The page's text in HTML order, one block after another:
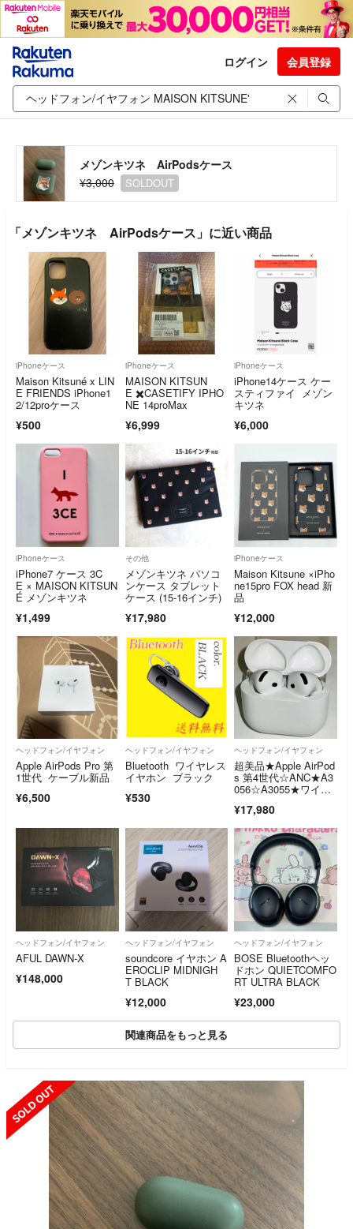
ログイン 会員登録
メゾンキツネ AirPodsケース
¥3,000
SOLDOUT
「メゾンキツネ AirPodsケース」に近い商品
iPhoneケース
Maison Kitsuné x LIN
E FRIENDS iPhone1
2/12proケース
¥500
iPhoneケース
MAISON KITSUN
E ✖️CASETIFY IPHO
NE 14proMax
¥6,999
iPhoneケース
iPhone14ケース ケー
スティファイ メゾン
キツネ
¥6,000
iPhoneケース
iPhone7 ケース 3C
E × MAISON KITSUN
É メゾンキツネ
¥1,499
その他
メゾンキツネ パソコ
ンケース タブレット
ケース (15-16インチ)
¥17,980
iPhoneケース
Maison Kitsune ×iPho
ne15pro FOX head 新
品
¥12,000
ヘッドフォン/イヤフォン
Apple AirPods Pro 第
1世代 ケーブル新品
¥6,500
ヘッドフォン/イヤフォン
Bluetooth ワイヤレス
イヤホン ブラック
¥530
ヘッドフォン/イヤフォン
超美品★Apple AirPod
s 第4世代☆ANC★A3
056☆A3055★ワイヤ
イヤホン★送料無料
¥17,980
ヘッドフォン/イヤフォン
AFUL DAWN-X
¥148,000
ヘッドフォン/イヤフォン
soundcore イヤホン A
EROCLIP MIDNIGH
T BLACK
¥12,000
ヘッドフォン/イヤフォン
BOSE Bluetoothヘッ
ドホン QUIETCOMFO
RT ULTRA BLACK
¥23,000
関連商品をもっと見る
SOLD OUT